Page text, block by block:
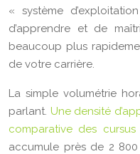
« système
d’apprendre et de
beaucoup plus
de votre carrière.
La simple volumétrie
parlant. Une densité
comparative des cursus
accumule près de 2